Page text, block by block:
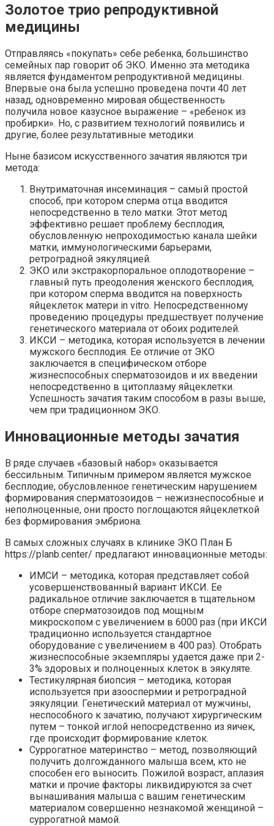
Золотое трио репродуктивной
медицины
Отправляясь «покупать» себе ребенка, большинство
семейных пар говорит об ЭКО. Именно эта методика
является фундаментом репродуктивной медицины.
Впервые она была успешно проведена почти 40 лет
назад, одновременно мировая общественность
получила новое казусное выражение – «ребенок из
пробирки». Но, с развитием технологий появились и
другие, более результативные методики.
Ныне базисом искусственного зачатия являются три
метода:
Внутриматочная инсеминация – самый простой
способ, при котором сперма отца вводится
непосредственно в тело матки. Этот метод
эффективно решает проблему бесплодия,
обусловленную непроходимостью канала шейки
матки, иммунологическими барьерами,
ретроградной эякуляцией.
ЭКО или экстракорпоральное оплодотворение –
главный путь преодоления женского бесплодия,
при котором сперма вводится на поверхность
яйцеклеток матери in vitro. Непосредственному
проведению процедуры предшествует получение
генетического материала от обоих родителей.
ИКСИ – методика, которая используется в лечении
мужского бесплодия. Ее отличие от ЭКО
заключается в специфическом отборе
жизнеспособных сперматозоидов и их введении
непосредственно в цитоплазму яйцеклетки.
Успешность зачатия таким способом в разы выше,
чем при традиционном ЭКО.
Инновационные методы зачатия
В ряде случаев «базовый набор» оказывается
бессильным. Типичным примером является мужское
бесплодие, обусловленное генетическим нарушением
формирования сперматозоидов – нежизнеспособные и
неполноценные, они просто поглощаются яйцеклеткой
без формирования эмбриона.
В самых сложных случаях в клинике ЭКО План Б
https://planb.center/ предлагают инновационные методы:
ИМСИ – методика, которая представляет собой
усовершенствованный вариант ИКСИ. Ее
радикальное отличие заключается в тщательном
отборе сперматозоидов под мощным
микроскопом с увеличением в 6000 раз (при ИКСИ
традиционно используется стандартное
оборудование с увеличением в 400 раз). Отобрать
жизнеспособные экземпляры удается даже при 2-
3% здоровых и полноценных клеток в эякуляте.
Тестикулярная биопсия – методика, которая
используется при азооспермии и ретроградной
эякуляции. Генетический материал от мужчины,
неспособного к зачатию, получают хирургическим
путем – тонкой иглой непосредственно из яичек,
где происходит формирование клеток.
Суррогатное материнство – метод, позволяющий
получить долгожданного малыша всем, кто не
способен его выносить. Пожилой возраст, аплазия
матки и прочие факторы ликвидируются за счет
вынашивания малыша с вашим генетическим
материалом совершенно незнакомой женщиной –
суррогатной мамой.